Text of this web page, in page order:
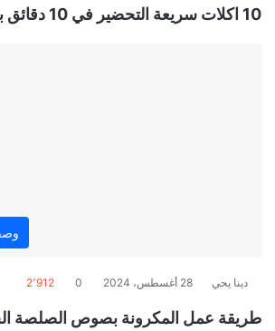
10 اكلات سريعة التحضير في 10 دقائق بالمنزل
دينا يحي 28 أغسطس، 2024 0 2٬912
طريقة عمل المكرونة بصوص الصلصة